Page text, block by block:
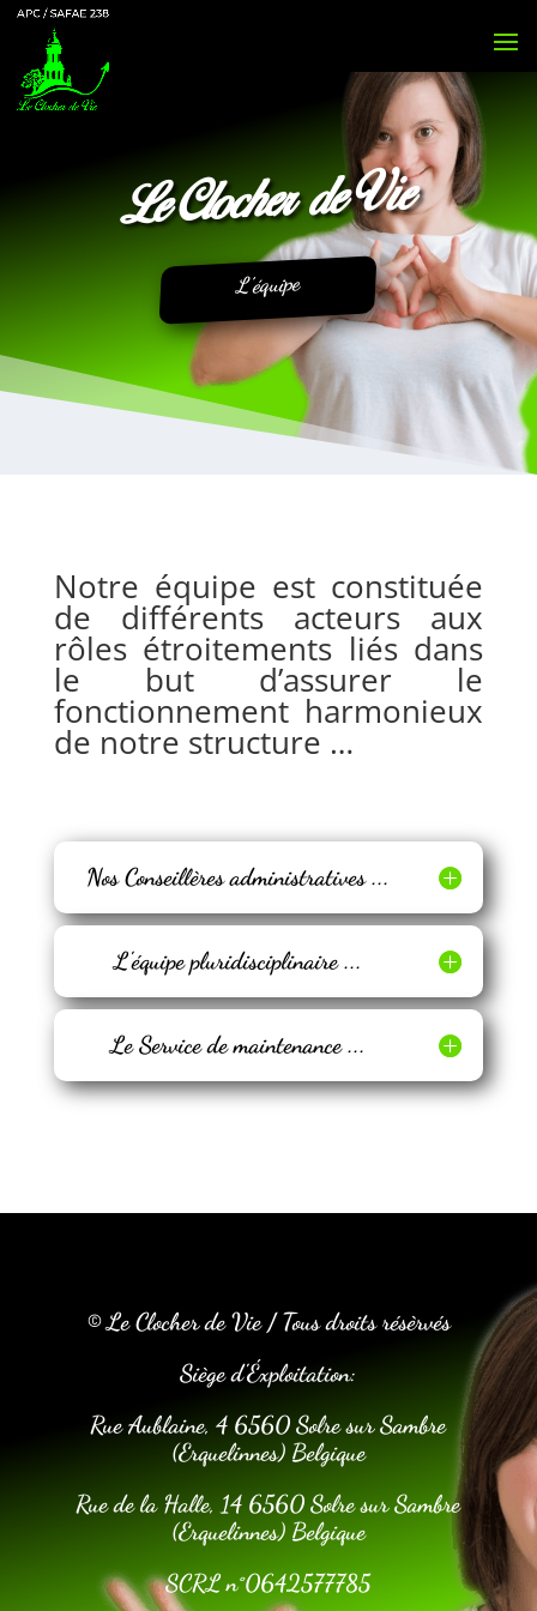
Le Clocher de Vie
L’équipe
Notre équipe est constituée
de différents acteurs aux
rôles étroitements liés dans
le but d’assurer le
fonctionnement harmonieux
de notre structure …
Nos Conseillères administratives ...
L'équipe pluridisciplinaire ...
Le Service de maintenance ...
© Le Clocher de Vie / Tous droits résèrvés
Siège d'Éxploitation:
Rue Aublaine, 4 6560 Solre sur Sambre
(Erquelinnes) Belgique
Rue de la Halle, 14 6560 Solre sur Sambre
(Erquelinnes) Belgique
SCRL n°0642577785